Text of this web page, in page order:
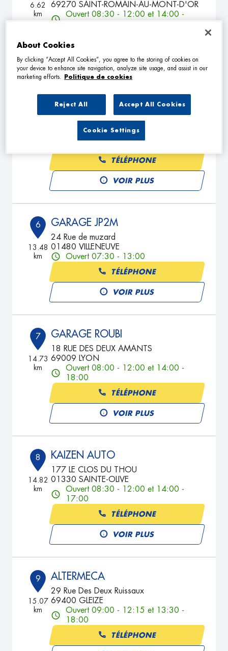
6.62
km
69270 SAINT-ROMAIN-AU-MONT-D'OR
Ouvert 08:30 - 12:00 et 14:00 -
VOIR PLUS
GARAGE DU VALLON
46 Chemin du Moulin Carron
Ouvert 08:00 - 12:00 et 14:00 -
TÉLÉPHONE
VOIR PLUS
6
13.48
km
GARAGE JP2M
24 Rue de muzard
01480 VILLENEUVE
Ouvert 07:30 - 13:00
TÉLÉPHONE
VOIR PLUS
7
14.73
km
GARAGE ROUBI
18 RUE DES DEUX AMANTS
69009 LYON
Ouvert 08:00 - 12:00 et 14:00 -
18:00
TÉLÉPHONE
VOIR PLUS
8
14.82
km
KAIZEN AUTO
177 LE CLOS DU THOU
01330 SAINTE-OLIVE
Ouvert 08:30 - 12:00 et 14:00 -
17:00
TÉLÉPHONE
VOIR PLUS
9
15.07
km
ALTERMECA
29 Rue Des Deux Ruissaux
69400 GLEIZE
Ouvert 09:00 - 12:15 et 13:30 -
18:00
TÉLÉPHONE
About Cookies
By clicking “Accept All Cookies”, you agree to the storing of cookies on
your device to enhance site navigation, analyze site usage, and assist in our
marketing efforts.
Politique de cookies
Reject All Accept All Cookies
Cookie Settings